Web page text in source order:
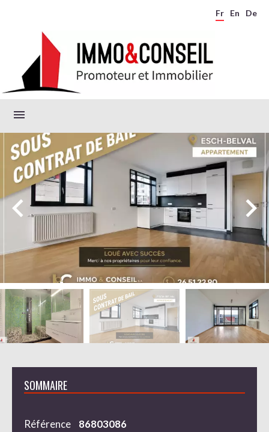
Fr En De
SOMMAIRE
Référence
86803086